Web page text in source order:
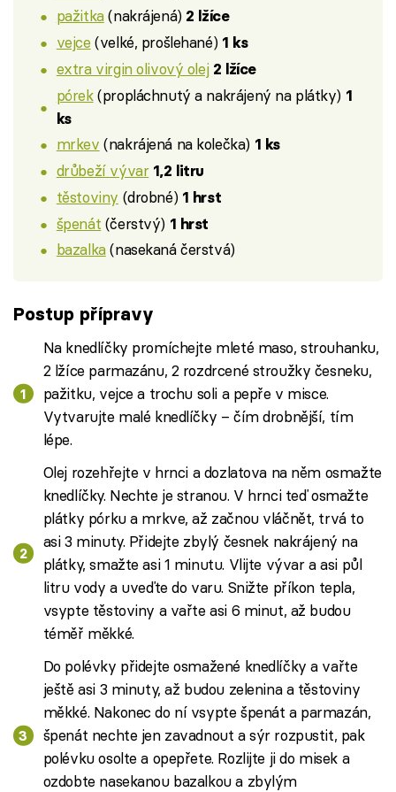
pažitka(nakrájená) 2 lžíce
vejce (velké, prošlehané) 1 ks
extra virgin olivový olej 2 lžíce
pórek(propláchnutý a nakrájený na plátky) 1
ks
mrkev (nakrájená na kolečka) 1 ks
drůbeží vývar 1,2 litru
těstoviny (drobné) 1 hrst
špenát (čerstvý) 1 hrst
bazalka(nasekaná čerstvá)
Postup přípravy
Na knedlíčky promíchejte mleté maso, strouhanku,
2 lžíce parmazánu, 2 rozdrcené stroužky česneku,
pažitku, vejce a trochu soli a pepře v misce.
Vytvarujte malé knedlíčky – čím drobnější, tím
lépe.
Olej rozehřejte v hrnci a dozlatova na něm osmažte
knedlíčky. Nechte je stranou. V hrnci teď osmažte
plátky pórku a mrkve, až začnou vláčnět, trvá to
asi 3 minuty. Přidejte zbylý česnek nakrájený na
plátky, smažte asi 1 minutu. Vlijte vývar a asi půl
litru vody a uveďte do varu. Snižte příkon tepla,
vsypte těstoviny a vařte asi 6 minut, až budou
téměř měkké.
Do polévky přidejte osmažené knedlíčky a vařte
ještě asi 3 minuty, až budou zelenina a těstoviny
měkké. Nakonec do ní vsypte špenát a parmazán,
špenát nechte jen zavadnout a sýr rozpustit, pak
polévku osolte a opepřete. Rozlijte ji do misek a
ozdobte nasekanou bazalkou a zbylým